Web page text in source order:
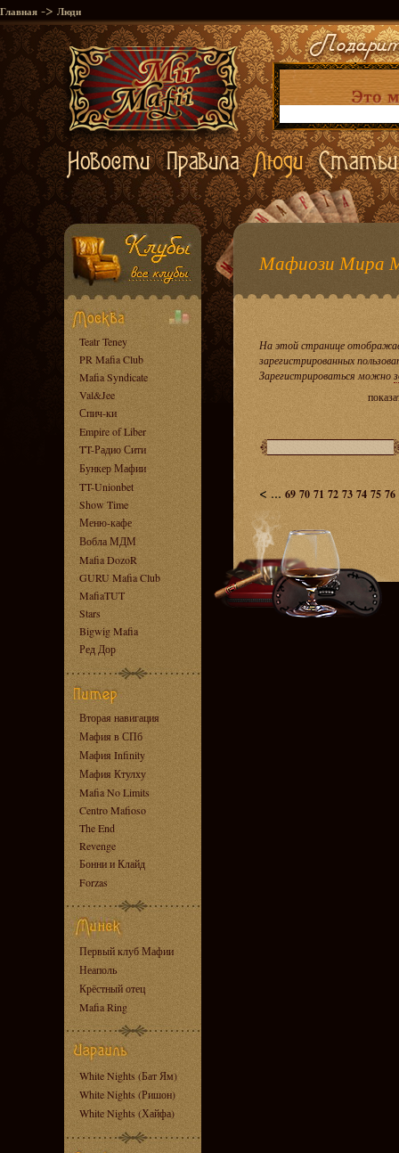
Главная -> Люди
Teatr Teney
PR Mafia Club
Mafia Syndicate
Val&Jee
Спич-ки
Empire of Liber
TT-Радио Сити
Бункер Мафии
TT-Unionbet
Show Time
Меню-кафе
Вобла МДМ
Mafia DozoR
GURU Mafia Club
MafiaTUT
Stars
Bigwig Mafia
Ред Дор
Вторая навигация
Мафия в СПб
Мафия Infinity
Мафия Ктулху
Mafia No Limits
Centro Mafioso
The End
Revenge
Бонни и Клайд
Forzas
Первый клуб Мафии
Неаполь
Крёстный отец
Mafia Ring
White Nights (Бат Ям)
White Nights (Ришон)
White Nights (Хайфа)
Мафиози Мира
На этой странице
зарегистрированных
Зарегистрироваться можно
< ... 69 70 71 72 73 74 75 76